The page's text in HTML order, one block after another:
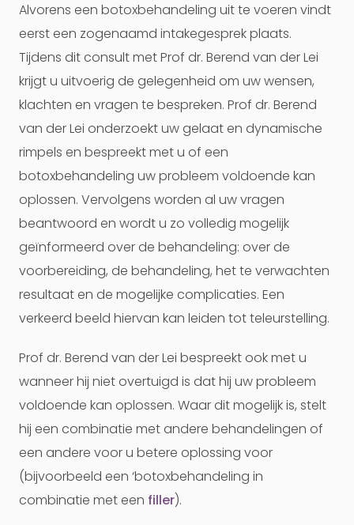
Alvorens een botoxbehandeling uit te voeren vindt
eerst een zogenaamd intakegesprek plaats.
Tijdens dit consult met Prof dr. Berend van der Lei
krijgt u uitvoerig de gelegenheid om uw wensen,
klachten en vragen te bespreken. Prof dr. Berend
van der Lei onderzoekt uw gelaat en dynamische
rimpels en bespreekt met u of een
botoxbehandeling uw probleem voldoende kan
oplossen. Vervolgens worden al uw vragen
beantwoord en wordt u zo volledig mogelijk
geïnformeerd over de behandeling: over de
voorbereiding, de behandeling, het te verwachten
resultaat en de mogelijke complicaties. Een
verkeerd beeld hiervan kan leiden tot teleurstelling.
Prof dr. Berend van der Lei bespreekt ook met u
wanneer hij niet overtuigd is dat hij uw probleem
voldoende kan oplossen. Waar dit mogelijk is, stelt
hij een combinatie met andere behandelingen of
een andere voor u betere oplossing voor
(bijvoorbeeld een ‘botoxbehandeling in
combinatie met een filler).